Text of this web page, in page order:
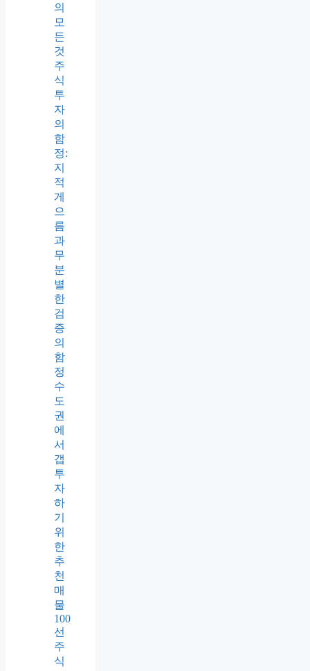
의
모
든
것
주
식
투
자
의
함
정:
지
적
게
으
름
과
무
분
별
한
검
증
의
함
정
수
도
권
에
서
갭
투
자
하
기
위
한
추
천
매
물
100
선
주
식